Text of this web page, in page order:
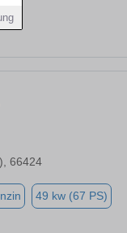
66424
49 kw (67 PS)